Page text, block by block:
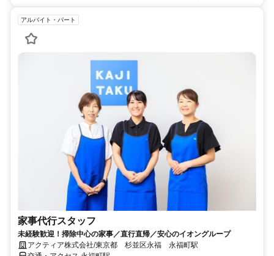
アルバイト・パート
家事代行スタッフ
未経験歓迎！掃除中心の家事／直行直帰／安心のイオングループ
アクティア株式会社/東京都 杉並区永福 永福町駅